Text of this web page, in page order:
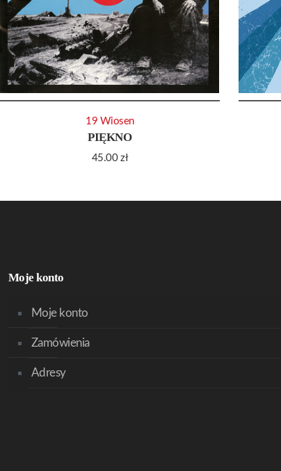
PIĘKNO
45.00zł
19 Wiosen
Moje konto
Moje konto
Zamówienia
Adresy